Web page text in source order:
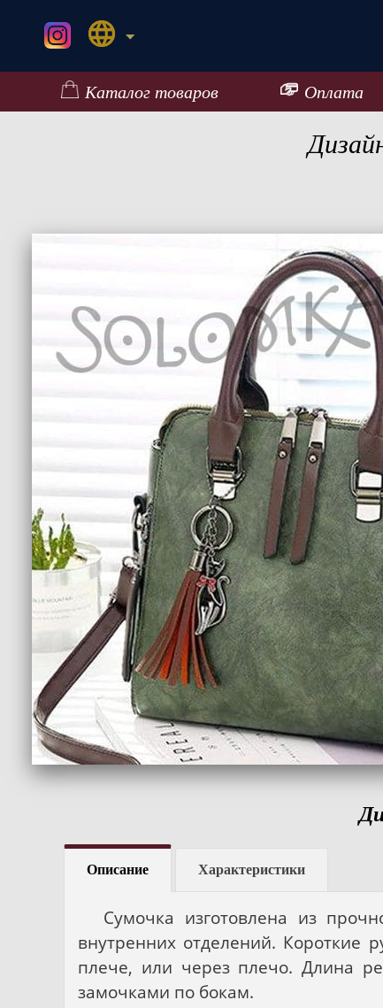
Каталог товаров Оплата
Описание Характеристики
Сумочка изготовлена из
внутренних отделений.
плече, или через плечо. Длина
замочками по бокам.